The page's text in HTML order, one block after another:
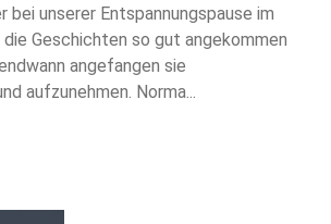
bei unserer Entspannungspause im
die Geschichten so gut angekommen
angefangen sie
aufzunehmen. Norma...